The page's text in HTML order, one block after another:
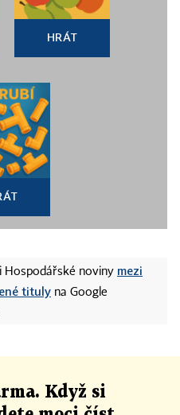
HRÁT
Hospodářské noviny mezi
tituly na Google
Když si